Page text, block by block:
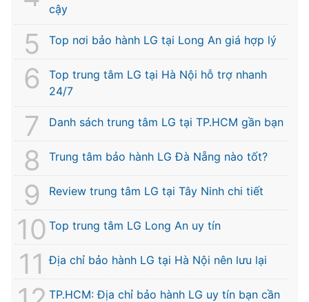
cậy
Top nơi bảo hành LG tại Long An giá hợp lý
Top trung tâm LG tại Hà Nội hỗ trợ nhanh
24/7
Danh sách trung tâm LG tại TP.HCM gần bạn
Trung tâm bảo hành LG Đà Nẵng nào tốt?
Review trung tâm LG tại Tây Ninh chi tiết
Top trung tâm LG Long An uy tín
Địa chỉ bảo hành LG tại Hà Nội nên lưu lại
TP.HCM: Địa chỉ bảo hành LG uy tín bạn cần